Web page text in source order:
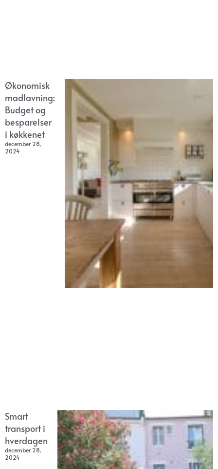
Økonomisk
madlavning:
Budget og
besparelser
i køkkenet
december 28,
2024
Smart
transport i
hverdagen
december 28,
2024